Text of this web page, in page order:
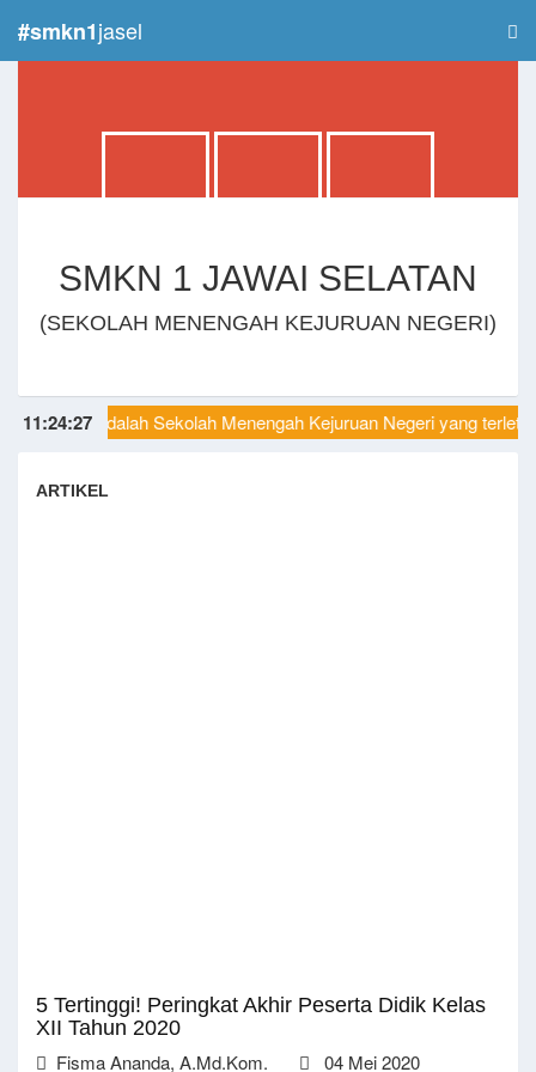
#smkn1jasel
SMKN 1 JAWAI SELATAN
(SEKOLAH MENENGAH KEJURUAN NEGERI)
11:24:27
Selatan adalah Sekolah Menengah Kejuruan Negeri yang
ARTIKEL
5 Tertinggi! Peringkat Akhir Peserta Didik Kelas
XII Tahun 2020
Fisma Ananda, A.Md.Kom. 04 Mei 2020